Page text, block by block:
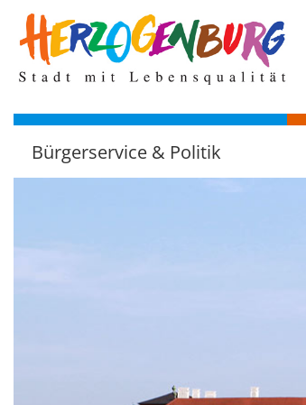
zum
Hauptinhalt
Bürgerservice & Politik